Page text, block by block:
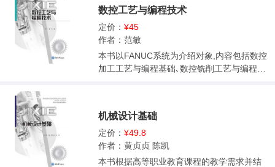
数控工艺与编程技术
定价： ¥45
作者：范敏
本书以FANUC系统为介绍对象,内容包括数控
加工工艺与编程基础､数控铣削工艺与编程､
路中,有效培养学生贴合实际生产的数控编程
与实操能力｡<br>
机械设计基础
定价： ¥49.8
作者：黄贞贞 陈凯
本书根据高等职业教育课程的教学需求并结